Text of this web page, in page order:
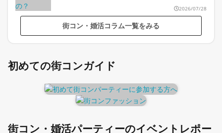
2026/07/28
街コン・婚活コラム一覧をみる
初めての街コンガイド
街コン・婚活パーティーのイベントレポー